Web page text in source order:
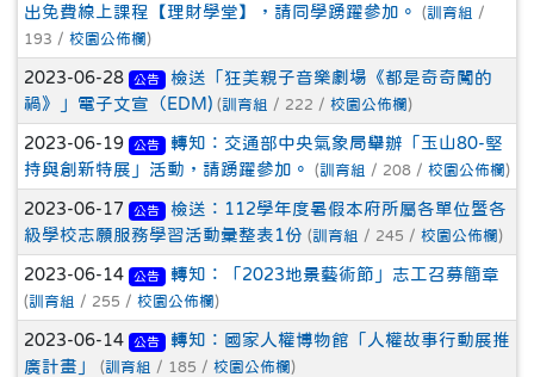
出免費線上課程【理財學堂】，請同學踴躍參加。
(訓育組 /
193 / 校園公佈欄 )
2023-06-28 公告
檢送「狂美親子音樂劇場《都是奇奇闖的
禍》」電子文宣（EDM) (訓育組 / 222 / 校園公佈欄 )
2023-06-19 公告
轉知：交通部中央氣象局舉辦「玉山80-堅
持與創新特展」活動，請踴躍參加。
(訓育組 / 208 / 校園公佈欄 )
2023-06-17 公告
檢送：112學年度暑假本府所屬各單位暨各
級學校志願服務學習活動彙整表1份 (訓育組 / 245 / 校園公佈欄 )
2023-06-14 公告 轉知：「2023地景藝術節」志工召募簡章
(訓育組 / 255 / 校園公佈欄 )
2023-06-14 公告
轉知：國家人權博物館「人權故事行動展推
廣計畫」
(訓育組 / 185 / 校園公佈欄 )